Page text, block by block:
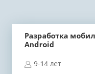
Разработка
Android
9-14 лет